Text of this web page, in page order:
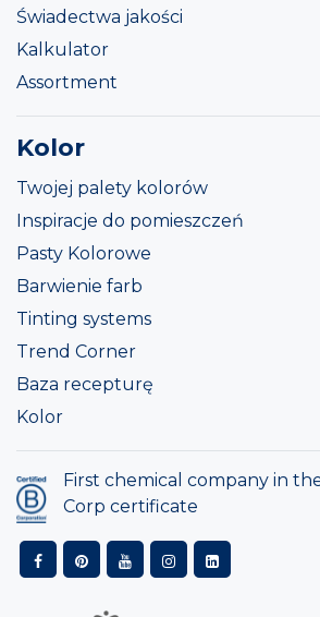
Świadectwa jakości
Kalkulator
Assortment
Kolor
Twojej palety kolorów
Inspiracje do pomieszczeń
Pasty Kolorowe
Barwienie farb
Tinting systems
Trend Corner
Baza recepturę
Kolor
First chemical company in
Corp certificate